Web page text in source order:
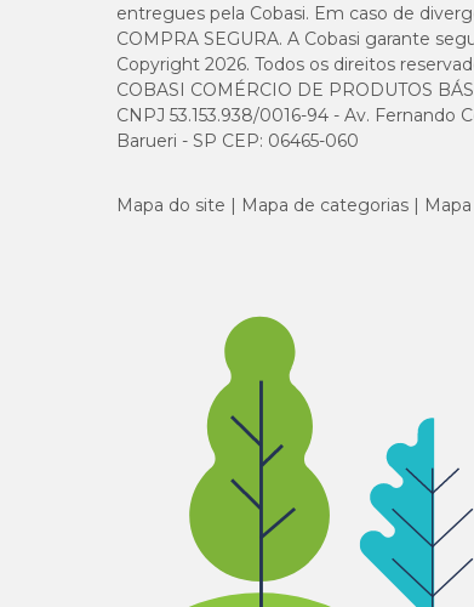
Ferro
Manganês
Vitamina E
Vitamina B1
Vitamina B2
Vitamina B6
Vitamina B12
entregues pela Cobasi. Em caso de
COMPRA SEGURA. A Cobasi garante
Copyright 2026. Todos os direitos
COBASI COMÉRCIO DE PRODUTOS
CNPJ 53.153.938/0016-94 - Av. Fernando
Barueri - SP CEP: 06465-060
Mapa do site Mapa de categorias